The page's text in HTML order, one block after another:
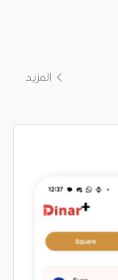
المزيد